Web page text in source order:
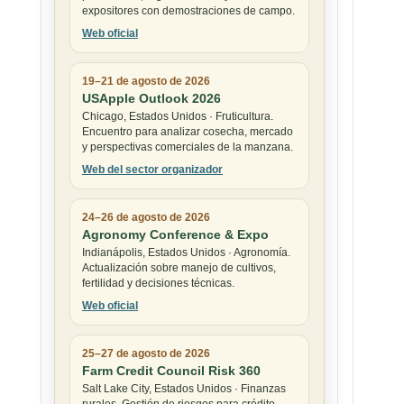
expositores con demostraciones de campo.
Web oficial
19–21 de agosto de 2026
USApple Outlook 2026
Chicago, Estados Unidos · Fruticultura.
Encuentro para analizar cosecha, mercado
y perspectivas comerciales de la manzana.
Web del sector organizador
24–26 de agosto de 2026
Agronomy Conference & Expo
Indianápolis, Estados Unidos · Agronomía.
Actualización sobre manejo de cultivos,
fertilidad y decisiones técnicas.
Web oficial
25–27 de agosto de 2026
Farm Credit Council Risk 360
Salt Lake City, Estados Unidos · Finanzas